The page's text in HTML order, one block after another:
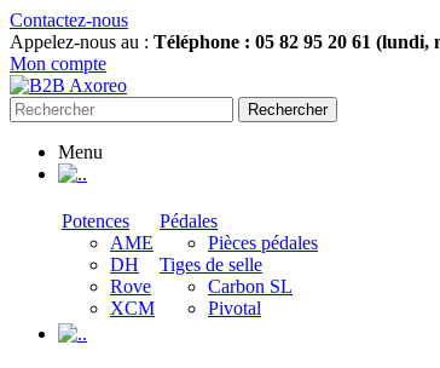
Contactez-nous
Appelez-nous au : Téléphone : 05 82 95 20 61
Mon compte
Rechercher
Menu
.
Potences
AME
DH
Rove
XCM
Pédales
Pièces pédales
Tiges de selle
Carbon SL
Pivotal
.